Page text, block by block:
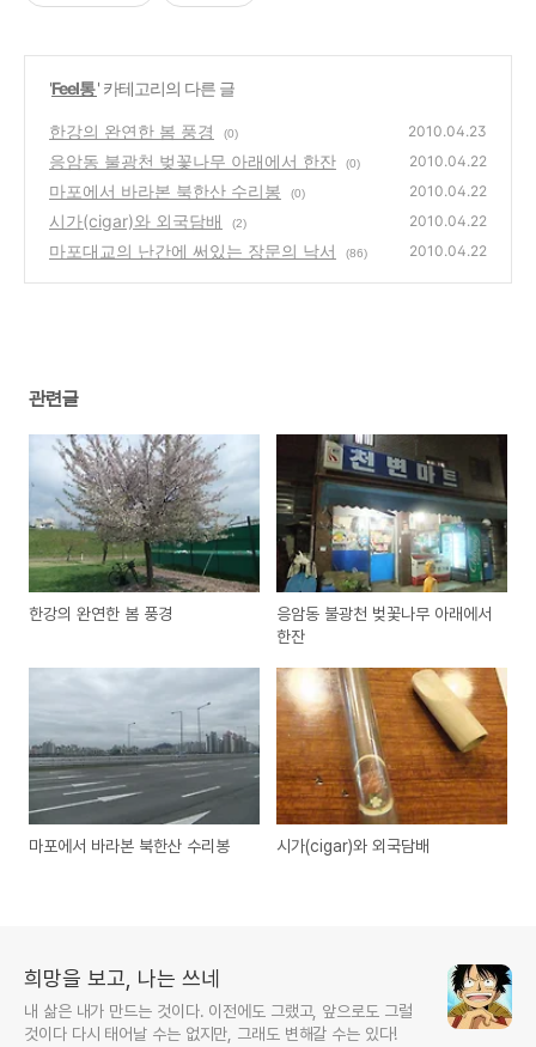
'Feel통' 카테고리의 다른 글
한강의 완연한 봄 풍경 (0) 2010.04.23
응암동 불광천 벚꽃나무 아래에서 한잔 (0) 2010.04.22
마포에서 바라본 북한산 수리봉 (0) 2010.04.22
시가(cigar)와 외국담배 (2) 2010.04.22
마포대교의 난간에 써있는 장문의 낙서 (86) 2010.04.22
관련글
한강의 완연한 봄 풍경
응암동 불광천 벚꽃나무 아래에서
한잔
마포에서 바라본 북한산 수리봉 시가(cigar)와 외국담배
희망을 보고, 나는 쓰네
내 삶은 내가 만드는 것이다. 이전에도 그랬고, 앞으로도 그럴
것이다 다시 태어날 수는 없지만, 그래도 변해갈 수는 있다!